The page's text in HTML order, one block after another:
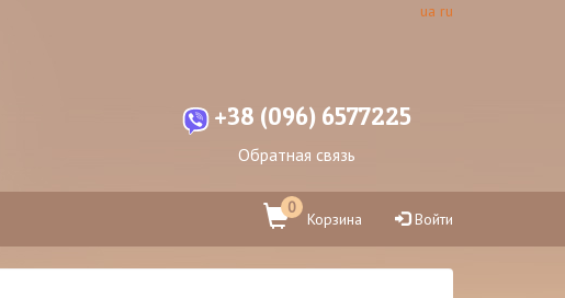
ua ru
+38 (096) 6577225
Обратная связь
0
Корзина Войти